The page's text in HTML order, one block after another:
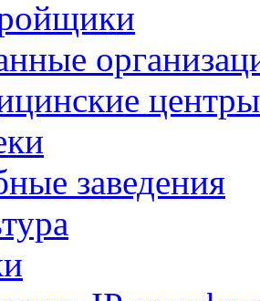
центры
заведения